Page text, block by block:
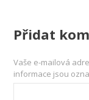
Přidat
Vaše e-mailová
informace jsou